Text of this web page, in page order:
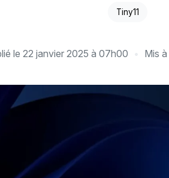
Tiny11
le 22 janvier 2025 à 07h00 Mis